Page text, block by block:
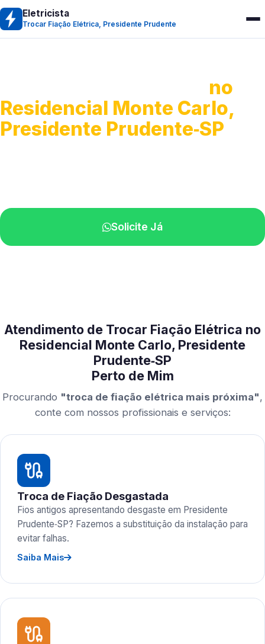
Eletricista
Trocar Fiação Elétrica, Presidente Prudente
no
Residencial Monte Carlo,
Presidente Prudente‑SP
Solicite Já
Atendimento de Trocar Fiação Elétrica no
Residencial Monte Carlo, Presidente
Prudente‑SP
Perto de Mim
Procurando "troca de fiação elétrica mais próxima",
conte com nossos profissionais e serviços:
Troca de Fiação Desgastada
Fios antigos apresentando desgaste em Presidente
Prudente‑SP? Fazemos a substituição da instalação para
evitar falhas.
Saiba Mais